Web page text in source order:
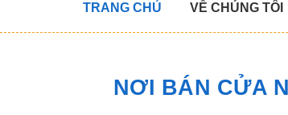
TRANG CHỦ VỀ CHÚNG TÔI
NƠI BÁN CỬA